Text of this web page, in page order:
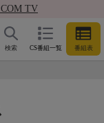
TV
CS番組一覧 番組表
検索